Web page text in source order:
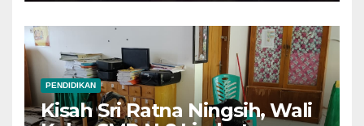
PENDIDIKAN
Kisah Sri Ratna Ningsih, Wali